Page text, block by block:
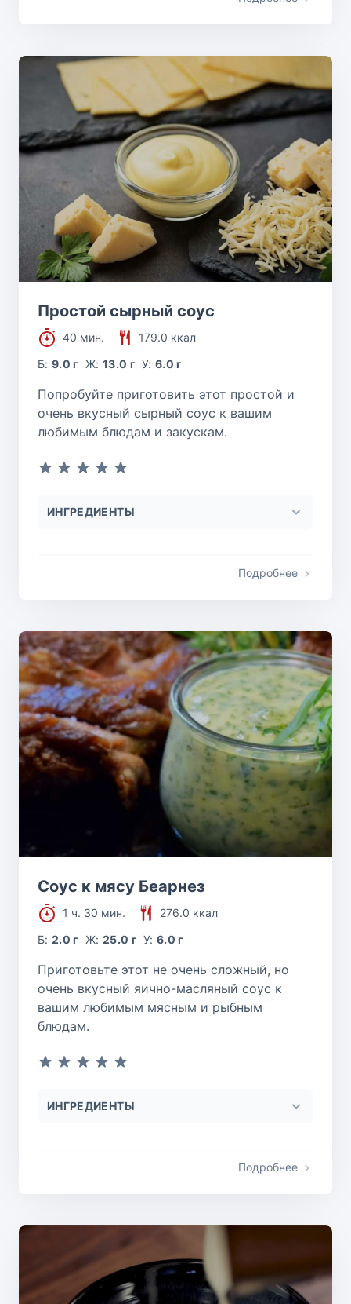
Простой сырный соус
40 мин.
179.0 ккал
Б:9.0 г Ж: 13.0 г У:6.0 г
Попробуйте приготовить этот простой и
очень вкусный сырный соус к вашим
любимым блюдам и закускам.
ИНГРЕДИЕНТЫ
Подробнее
Соус к мясу Беарнез
1 ч. 30 мин.
276.0 ккал
Б:2.0 г Ж: 25.0 г У:6.0 г
Приготовьте этот не очень сложный, но
очень вкусный яично-масляный соус к
вашим любимым мясным и рыбным
блюдам.
ИНГРЕДИЕНТЫ
Подробнее